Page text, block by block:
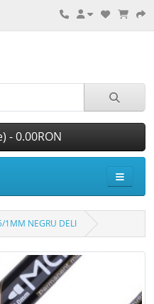
- 0.00RON
1MM NEGRU DELI